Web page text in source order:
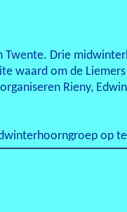
Twente. Drie
waard om de
Rieny,
op
inmiddels uit circa